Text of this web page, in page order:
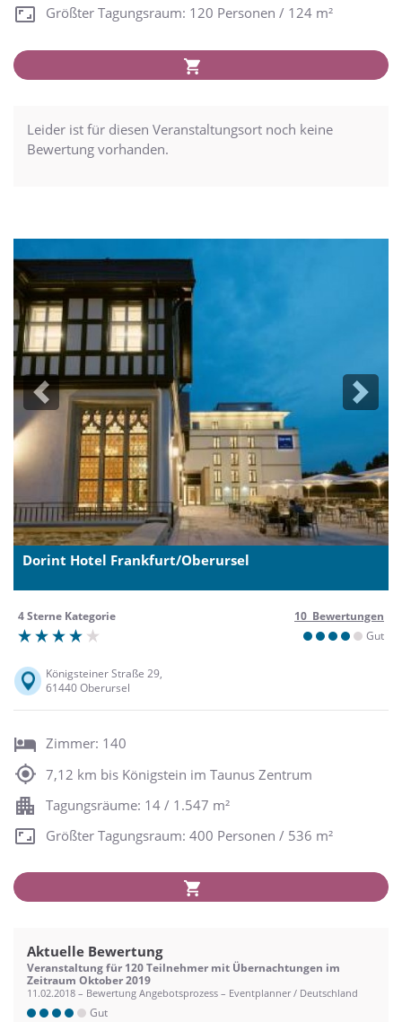
Größter Tagungsraum: 120 Personen / 124 m²
Leider ist für diesen Veranstaltungsort noch keine
Bewertung vorhanden.
Previous Next
Dorint Hotel Frankfurt/Oberursel
4 Sterne Kategorie
10 Bewertungen
Gut
Königsteiner Straße 29,
61440 Oberursel
Zimmer: 140
7,12 km bis Königstein im Taunus Zentrum
Tagungsräume: 14 / 1.547 m²
Größter Tagungsraum: 400 Personen / 536 m²
Aktuelle Bewertung
Veranstaltung für 120 Teilnehmer mit Übernachtungen im
Zeitraum Oktober 2019
11.02.2018 – Bewertung Angebotsprozess – Eventplanner / Deutschland
Gut